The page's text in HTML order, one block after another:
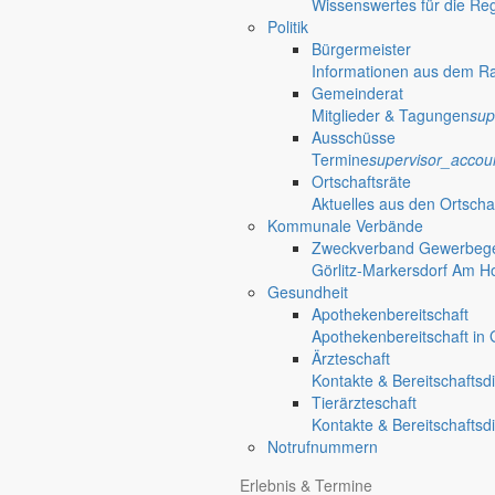
Wissenswertes für die
Politik
Bürgermeister
Informationen aus dem
Gemeinderat
Mitglieder & Tagungen
Ausschüsse
Termine
Ortschaftsräte
Aktuelles aus den
Kommunale Verbände
Zweckverband
Görlitz-Markersdorf Am
Gesundheit
Apothekenbereitschaft
Apothekenbereitschaft in
Ärzteschaft
Kontakte &
Tierärzteschaft
Kontakte &
Notrufnummern
Erlebnis & Termine
Öffentliche Ausschreibungen der Gemeinde Markersdorf
Öffnungszeiten Rathaus
08:30 – 11:30 Uhr und 14:00 – 18:00 Uhr
08:30 – 11:30 Uhr und 14:00 – 17:00 Uhr